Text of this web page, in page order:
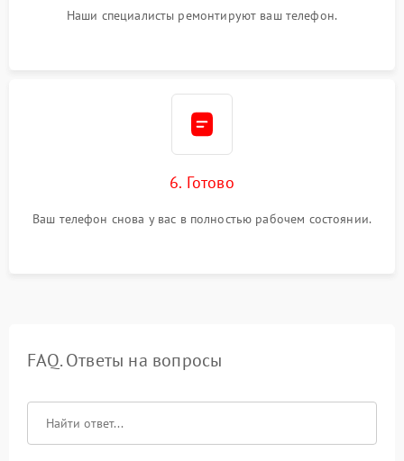
Наши специалисты ремонтируют ваш телефон.
6. Готово
Ваш телефон снова у вас в полностью рабочем состоянии.
FAQ. Ответы на вопросы